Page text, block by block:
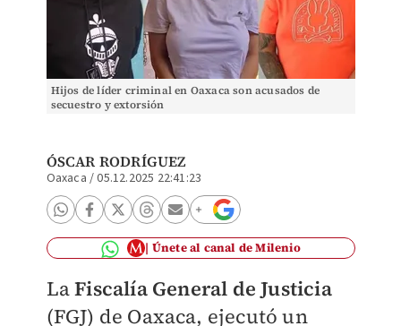
Hijos de líder criminal en Oaxaca son acusados de
secuestro y extorsión
ÓSCAR RODRÍGUEZ
Oaxaca /05.12.2025 22:41:23
Únete al canal de Milenio
LaFiscalía General de Justicia
(FGJ) de Oaxaca, ejecutó un